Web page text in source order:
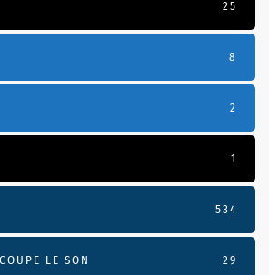
25
8
2
1
534
LE SON 29